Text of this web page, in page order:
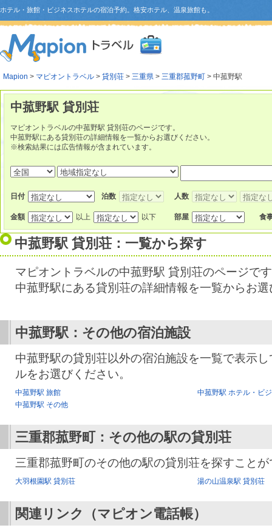
ホテル・旅館・ビジネスホテルの宿泊予約。格安ホテル、温泉旅館も。
Mapion > マピオントラベル > 貸別荘 > 三重県 > 三重郡菰野町 > 中菰野駅
中菰野駅 貸別荘
マピオントラベルの中菰野駅 貸別荘のページです。
中菰野駅にある貸別荘の詳細情報を一覧からお選びください。
※検索結果には広告情報が含まれています。
日付 泊数 人数
金額 以上 以下 部屋 食
中菰野駅 貸別荘：一覧から探す
マピオントラベルの中菰野駅 貸別荘のページで
中菰野駅にある貸別荘の詳細情報を一覧からお
中菰野駅：その他の宿泊施設
中菰野駅の貸別荘以外の宿泊施設を一覧で表示
ルをお選びください。
中菰野駅 旅館
中菰野駅 ホテル・ビ
中菰野駅 その他
三重郡菰野町：その他の駅の貸別荘
三重郡菰野町のその他の駅の貸別荘を探すこと
大羽根園駅 貸別荘 湯の山温泉駅 貸別荘
関連リンク（マピオン電話帳）